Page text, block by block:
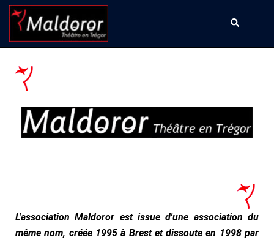
Aller
contenu
L'association Maldoror est issue d'une association du
même nom, créée 1995 à Brest et dissoute en 1998 par